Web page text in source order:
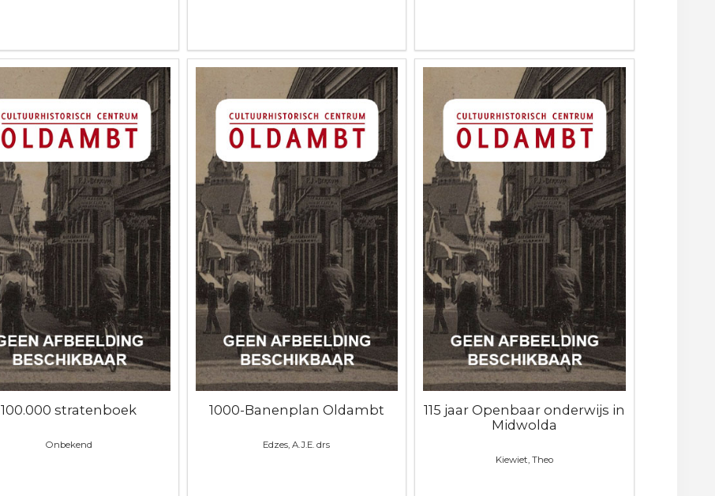
100.000 stratenboek
Onbekend
1000-Banenplan Oldambt
Edzes, A.J.E. drs
115 jaar Openbaar onderwijs in
Midwolda
Kiewiet, Theo